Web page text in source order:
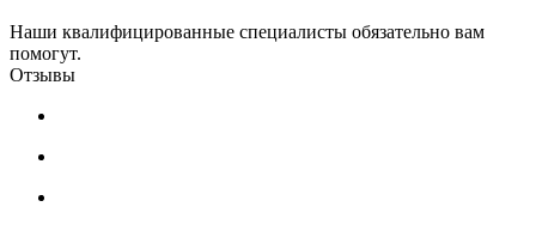
Наши квалифицированные специалисты обязательно вам
помогут.
Отзывы